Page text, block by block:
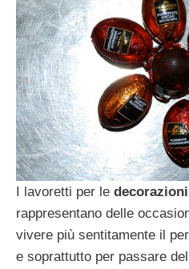
I lavoretti per le decorazioni
rappresentano delle
vivere più sentitamente il
e soprattutto per passare